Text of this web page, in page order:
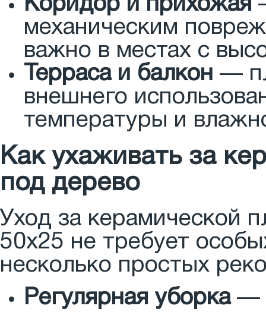
Коридор и прихожая
механическим
важно в местах с
Терраса и балкон —
внешнего
температуры и
Как ухаживать за
под дерево
Уход за керамической
50x25 не требует
несколько простых
Регулярная уборка—